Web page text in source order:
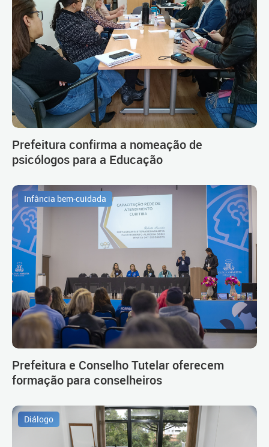
Prefeitura confirma a nomeação de
psicólogos para a Educação
Infância bem-cuidada
Prefeitura e Conselho Tutelar oferecem
formação para conselheiros
Diálogo